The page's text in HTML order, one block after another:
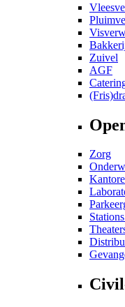
Zuivel
AGF
Zorg